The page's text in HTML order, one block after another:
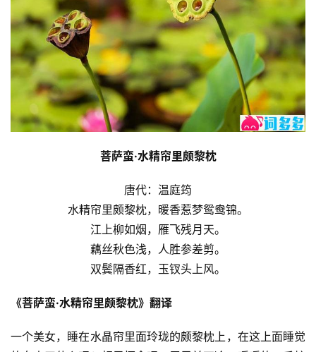
菩萨蛮·水精帘里颇黎枕
唐代：温庭筠
水精帘里颇黎枕，暖香惹梦鸳鸯锦。
江上柳如烟，雁飞残月天。
藕丝秋色浅，人胜参差剪。
双鬓隔香红，玉钗头上风。
《菩萨蛮·水精帘里颇黎枕》翻译
一个美女，睡在水晶帘里面玲珑的颇黎枕上，在这上面睡觉